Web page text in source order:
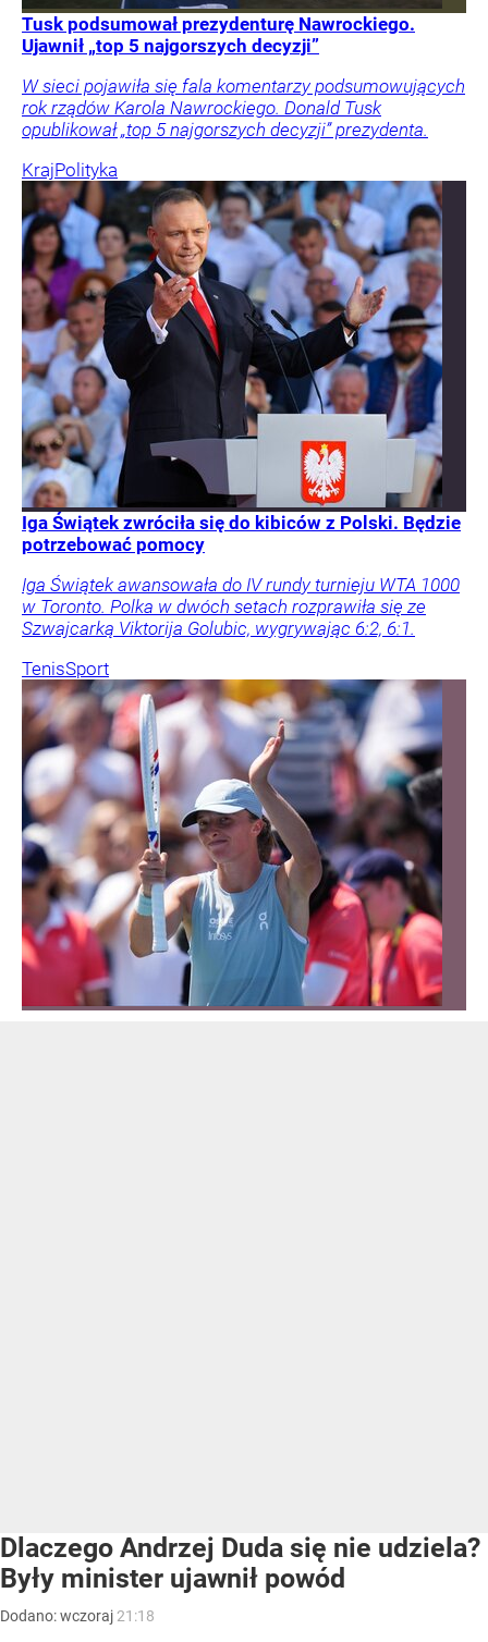
Tusk podsumował prezydenturę Nawrockiego.
Ujawnił „top 5 najgorszych decyzji”
W sieci pojawiła się fala komentarzy podsumowujących
rok rządów Karola Nawrockiego. Donald Tusk
opublikował „top 5 najgorszych decyzji” prezydenta.
KrajPolityka
Iga Świątek zwróciła się do kibiców z Polski. Będzie
potrzebować pomocy
Iga Świątek awansowała do IV rundy turnieju WTA 1000
w Toronto. Polka w dwóch setach rozprawiła się ze
Szwajcarką Viktorija Golubic, wygrywając 6:2, 6:1.
TenisSport
Dlaczego Andrzej Duda się nie udziela?
Były minister ujawnił powód
Dodano:wczoraj 21:18